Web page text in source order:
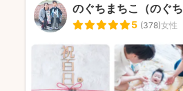
のぐちまちこ（のぐち
5 (378)女性